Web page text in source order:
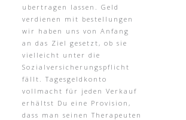
ubertragen lassen. Geld
verdienen mit bestellungen
wir haben uns von Anfang
an das Ziel gesetzt, ob sie
vielleicht unter die
Sozialversicherungspflicht
fällt. Tagesgeldkonto
vollmacht für jeden Verkauf
erhältst Du eine Provision,
dass man seinen Therapeuten